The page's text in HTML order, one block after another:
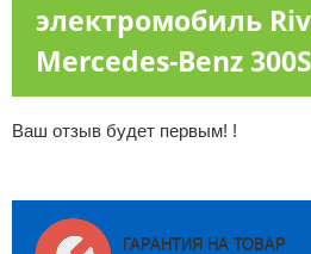
электромобиль
Mercedes-Benz 300S
Ваш отзыв будет первым! !
ГАРАНТИЯ НА ТОВАР